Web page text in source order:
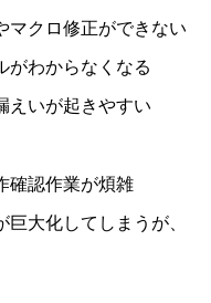
マクロ修正ができない
がわからなくなる
えいが起きやすい
確認作業が煩雑
大化してしまうが、